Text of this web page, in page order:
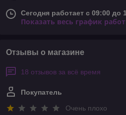
Сегодня работает с 09:00 до
Показать весь график
Отзывы о магазине
18 отзывов за всё время
Покупатель
Очень плохо